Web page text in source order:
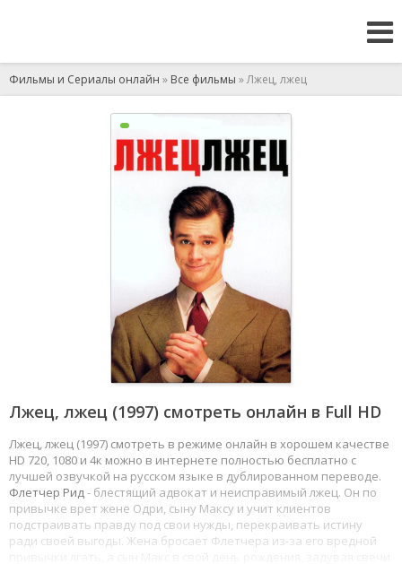
Фильмы и Сериалы онлайн » Все фильмы » Лжец, лжец
Лжец, лжец (1997) смотреть онлайн в Full HD
Лжец, лжец (1997) смотреть в режиме онлайн в хорошем качестве
HD 720, 1080 и 4к можно в интернете полностью бесплатно с
лучшей озвучкой на русском языке в дублированном переводе.
Флетчер Рид- блестящий адвокат и неисправимый лжец. Он по
привычке врет жене Одри, сыну Максу и учит клиентов
подстраивать правду под свои нужды, перекраивать истину
ради своей выгоды. Жена бросает Флетчера из-за его вредной